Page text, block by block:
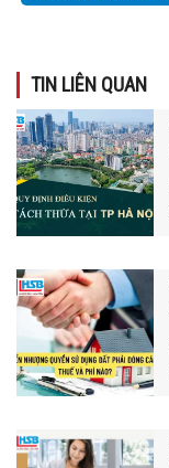
TIN LIÊN QUAN